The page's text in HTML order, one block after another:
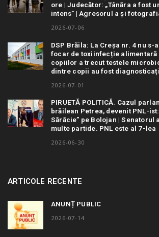
ore | Judecător: „Tânăra a fost
intens” | Agresorul a și
2026-07-06
DSP Brăila: La Creșa nr. 4 nu s-
focar de toxiinfecție alimentară
copiilor a trecut testele
dintre copii au fost
2026-07-01
PIRUETĂ POLITICĂ. Cazul
brăilean Petrea, devenit PNL-
Sărăcie” pe Bolojan | Senatorul
multe partide. PNL este al 7-lea
2026-06-30
ARTICOLE RECENTE
ANUNȚ PUBLIC
2026-07-14